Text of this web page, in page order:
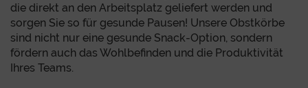
die direkt an den Arbeitsplatz geliefert werden und
sorgen Sie so für gesunde Pausen! Unsere Obstkörbe
sind nicht nur eine gesunde Snack-Option, sondern
fördern auch das Wohlbefinden und die Produktivität
Ihres Teams.